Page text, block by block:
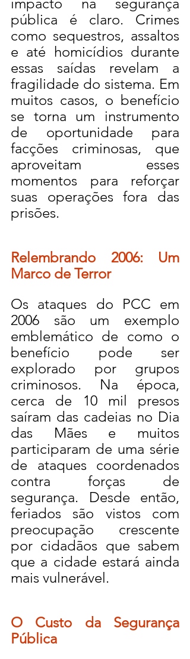
pública é claro. Crimes
como sequestros, assaltos
e até homicídios durante
essas saídas revelam a
fragilidade do sistema. Em
muitos casos, o benefício
se torna um instrumento
de oportunidade para
facções criminosas, que
aproveitam esses
momentos para reforçar
suas operações fora das
prisões.
Relembrando 2006: Um
Marco de Terror
Os ataques do PCC em
2006 são um exemplo
emblemático de como o
benefício pode ser
explorado por grupos
criminosos. Na época,
cerca de 10 mil presos
saíram das cadeias no Dia
das Mães e muitos
participaram de uma série
de ataques coordenados
contra forças de
segurança. Desde então,
feriados são vistos com
preocupação crescente
por cidadãos que sabem
que a cidade estará ainda
mais vulnerável.
O Custo da Segurança
Pública